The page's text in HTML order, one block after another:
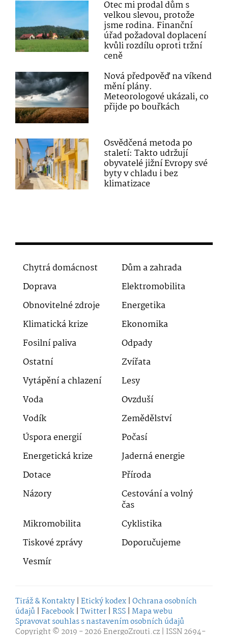
Otec mi prodal dům s
velkou slevou, protože
jsme rodina. Finanční
úřad požadoval doplacení
kvůli rozdílu oproti tržní
ceně
Nová předpověď na víkend
mění plány.
Meteorologové ukázali, co
přijde po bouřkách
Osvědčená metoda po
staletí: Takto udržují
obyvatelé jižní Evropy své
byty v chladu i bez
klimatizace
Chytrá domácnost
Dům a zahrada
Doprava
Elektromobilita
Obnovitelné zdroje
Energetika
Klimatická krize
Ekonomika
Fosilní paliva
Odpady
Ostatní
Zvířata
Vytápění a chlazení
Lesy
Voda
Ovzduší
Vodík
Zemědělství
Úspora energií
Počasí
Energetická krize
Jaderná energie
Dotace
Příroda
Názory
Cestování a volný
čas
Mikromobilita
Cyklistika
Tiskové zprávy
Doporučujeme
Vesmír
Tiráž & Kontakty | Etický kodex | Ochrana osobních
údajů | Facebook | Twitter | RSS | Mapa webu
Spravovat souhlas s nastavením osobních údajů
Copyright © 2019 - 2026EnergoZrouti.cz | ISSN 2694-